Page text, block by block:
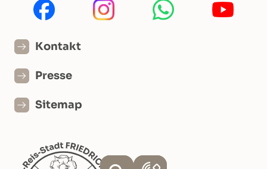
Kontakt
Presse
Sitemap